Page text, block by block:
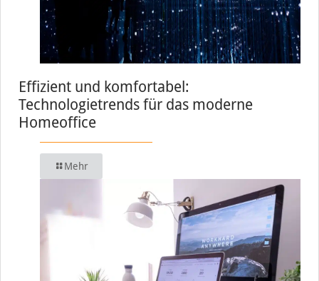
Effizient und komfortabel:
Technologietrends für das moderne
Homeoffice
Mehr